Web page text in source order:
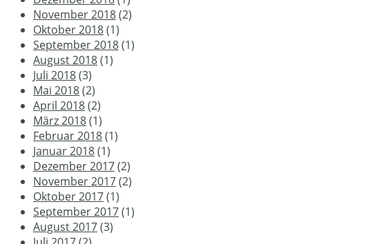
November 2018(2)
Oktober 2018(1)
September 2018(1)
August 2018(1)
Juli 2018(3)
Mai 2018(2)
April 2018(2)
März 2018(1)
Februar 2018(1)
Januar 2018(1)
Dezember 2017(2)
November 2017(2)
Oktober 2017(1)
September 2017(1)
August 2017(3)